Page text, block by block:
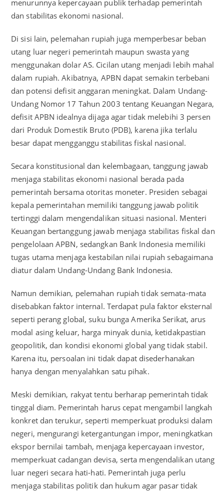
menurunnya kepercayaan publik terhadap pemerintah
dan stabilitas ekonomi nasional.
Di sisi lain, pelemahan rupiah juga memperbesar beban
utang luar negeri pemerintah maupun swasta yang
menggunakan dolar AS. Cicilan utang menjadi lebih mahal
dalam rupiah. Akibatnya, APBN dapat semakin terbebani
dan potensi defisit anggaran meningkat. Dalam Undang-
Undang Nomor 17 Tahun 2003 tentang Keuangan Negara,
defisit APBN idealnya dijaga agar tidak melebihi 3 persen
dari Produk Domestik Bruto (PDB), karena jika terlalu
besar dapat mengganggu stabilitas fiskal nasional.
Secara konstitusional dan kelembagaan, tanggung jawab
menjaga stabilitas ekonomi nasional berada pada
pemerintah bersama otoritas moneter. Presiden sebagai
kepala pemerintahan memiliki tanggung jawab politik
tertinggi dalam mengendalikan situasi nasional. Menteri
Keuangan bertanggung jawab menjaga stabilitas fiskal dan
pengelolaan APBN, sedangkan Bank Indonesia memiliki
tugas utama menjaga kestabilan nilai rupiah sebagaimana
diatur dalam Undang-Undang Bank Indonesia.
Namun demikian, pelemahan rupiah tidak semata-mata
disebabkan faktor internal. Terdapat pula faktor eksternal
seperti perang global, suku bunga Amerika Serikat, arus
modal asing keluar, harga minyak dunia, ketidakpastian
geopolitik, dan kondisi ekonomi global yang tidak stabil.
Karena itu, persoalan ini tidak dapat disederhanakan
hanya dengan menyalahkan satu pihak.
Meski demikian, rakyat tentu berharap pemerintah tidak
tinggal diam. Pemerintah harus cepat mengambil langkah
konkret dan terukur, seperti memperkuat produksi dalam
negeri, mengurangi ketergantungan impor, meningkatkan
ekspor bernilai tambah, menjaga kepercayaan investor,
memperkuat cadangan devisa, serta mengendalikan utang
luar negeri secara hati-hati. Pemerintah juga perlu
menjaga stabilitas politik dan hukum agar pasar tidak